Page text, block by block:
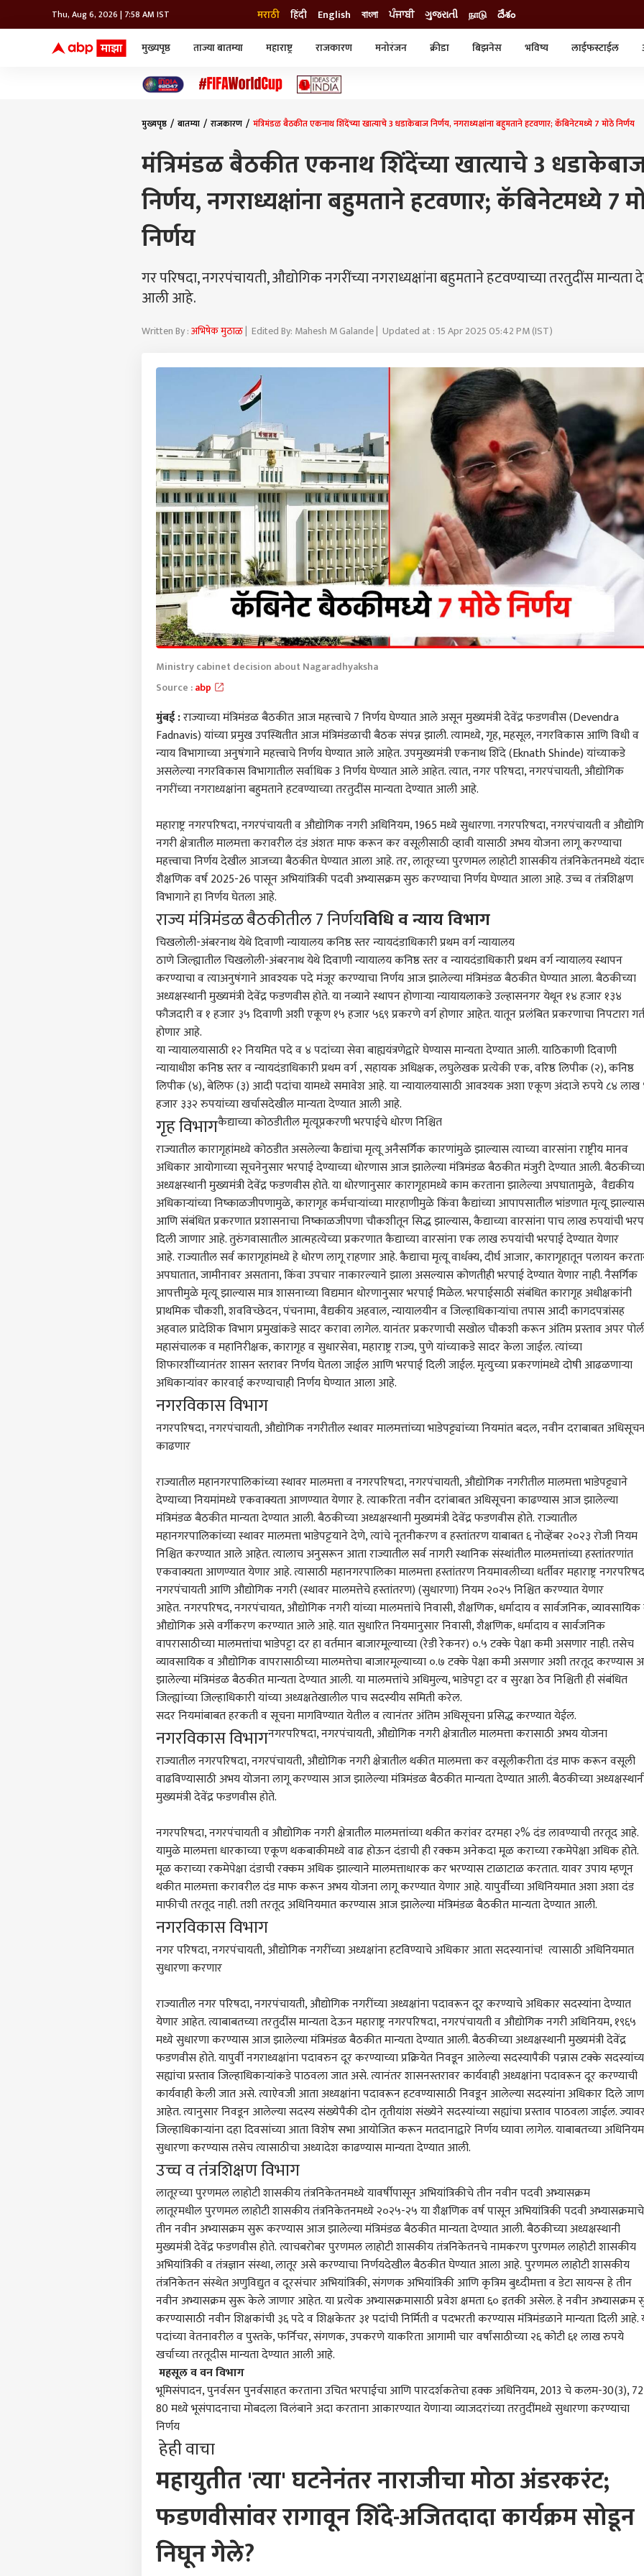
Thu, Aug 6, 2026 | 7:58 AM IST मराठी हिंदी English বাংলা ਪੰਜਾਬੀ ગુજરાતી நாடு దేశం
मुख्यपृष्ठ ताज्या बातम्या महाराष्ट्र राजकारण मनोरंजन क्रीडा बिझनेस भविष्य लाईफस्टाईल
मुख्यपृष्ठ बातम्या राजकारण मंत्रिमंडळ बैठकीत एकनाथ शिंदेंच्या खात्याचे 3 धडाकेबाज निर्णय, नगराध्यक्षांना बहुमताने हटवणार; कॅबिनेटमध्ये 7 मोठे निर्णय
मंत्रिमंडळ बैठकीत एकनाथ शिंदेंच्या खात्याचे 3
निर्णय, नगराध्यक्षांना बहुमताने हटवणार; कॅबिनेटमध्ये 7
निर्णय
गर परिषदा, नगरपंचायती, औद्योगिक नगरींच्या नगराध्यक्षांना बहुमताने हटवण्याच्या तरतुदींस मान्यता
आली आहे.
Written By :अभिषेक मुठाळ| Edited By: Mahesh M Galande | Updated at : 15 Apr 2025 05:42 PM (IST)
Ministry cabinet decision about Nagaradhyaksha
Source :abp
मुंबई:राज्याच्या मंत्रिमंडळ बैठकीत आज महत्त्वाचे 7 निर्णय घेण्यात आले असून मुख्यमंत्रीदेवेंद्र फडणवीस (Devendra
Fadnavis)यांच्या प्रमुख उपस्थितीत आज मंत्रिमंडळाची बैठक संपन्न झाली. त्यामध्ये, गृह, महसूल, नगरविकास आणि विधी व
न्याय विभागाच्या अनुषंगाने महत्त्वाचे निर्णय घेण्यात आले आहेत. उपमुख्यमंत्रीएकनाथ शिंदे (Eknath Shinde)यांच्याकडे
असलेल्या नगरविकास विभागातील सर्वाधिक 3 निर्णय घेण्यात आले आहेत. त्यात, नगर परिषदा, नगरपंचायती, औद्योगिक
नगरींच्या नगराध्यक्षांना बहुमताने हटवण्याच्या तरतुदींस मान्यता देण्यात आली आहे.
महाराष्ट्र नगरपरिषदा, नगरपंचायती व औद्योगिक नगरी अधिनियम, 1965 मध्ये सुधारणा. नगरपरिषदा, नगरपंचायती व
नगरी क्षेत्रातील मालमत्ता करावरील दंड अंशतः माफ करून कर वसूलीसाठी व्हावी यासाठी अभय योजना लागू करण्याचा
महत्त्वाचा निर्णय देखील आजच्या बैठकीत घेण्यात आला आहे. तर,लातूरच्या पुरणमल लाहोटी शासकीय तंत्रनिकेतनमध्ये
शैक्षणिक वर्ष 2025-26 पासून अभियांत्रिकी पदवी अभ्यासक्रम सुरु करण्याचा निर्णय घेण्यात आला आहे. उच्च व तंत्रशिक्षण
विभागाने हा निर्णय घेतला आहे.
राज्य मंत्रिमंडळ बैठकीतील 7 निर्णयविधि व न्याय विभाग
चिखलोली-अंबरनाथ येथे दिवाणी न्यायालय कनिष्ठ स्तर न्यायदंडाधिकारी प्रथम वर्ग न्यायालय
ठाणेजिल्ह्यातील चिखलोली-अंबरनाथ येथे दिवाणी न्यायालय कनिष्ठ स्तर व न्यायदंडाधिकारी प्रथम वर्ग न्यायालय स्थापन
करण्याचा व त्याअनुषंगाने आवश्यक पदे मंजूर करण्याचा निर्णय आज झालेल्या मंत्रिमंडळ बैठकीत घेण्यात आला. बैठकीच्या
अध्यक्षस्थानी मुख्यमंत्री देवेंद्र फडणवीस होते. या नव्याने स्थापन होणाऱ्या न्यायायलाकडे उल्हासनगर येथून १४ हजार १३४
फौजदारी व १ हजार ३५ दिवाणी अशी एकूण १५ हजार ५६९ प्रकरणे वर्ग होणार आहेत. यातून प्रलंबित प्रकरणाचा निपटारा
होणार आहे.
या न्यायालयासाठी १२ नियमित पदे व ४ पदांच्या सेवा बाह्ययंत्रणेद्वारे घेण्यास मान्यता देण्यात आली. याठिकाणी दिवाणी
न्यायाधीश कनिष्ठ स्तर व न्यायदंडाधिकारी प्रथम वर्ग , सहायक अधिक्षक, लघुलेखक प्रत्येकी एक, वरिष्ठ लिपीक (२), कनिष्ठ
लिपीक (४), बेलिफ (३) आदी पदांचा यामध्ये समावेश आहे. या न्यायालयासाठी आवश्यक अशा एकूण अंदाजे रुपये ८४ लाख
हजार ३३२ रुपयांच्या खर्चासदेखील मान्यता देण्यात आली आहे.
गृह विभागकैद्याच्या कोठडीतील मृत्यूप्रकरणी भरपाईचे धोरण निश्चित
राज्यातील कारागृहांमध्ये कोठडीत असलेल्या कैद्यांचा मृत्यू अनैसर्गिक कारणांमुळे झाल्यास त्याच्या वारसांना राष्ट्रीय मानव
अधिकार आयोगाच्या सूचनेनुसार भरपाई देण्याच्या धोरणास आज झालेल्या मंत्रिमंडळ बैठकीत मंजुरी देण्यात आली. बैठकीच्या
अध्यक्षस्थानी मुख्यमंत्री देवेंद्र फडणवीस होते. या धोरणानुसार कारागृहामध्ये काम करताना झालेल्या अपघातामुळे, वैद्यकीय
अधिकाऱ्यांच्या निष्काळजीपणामुळे, कारागृह कर्मचाऱ्यांच्या मारहाणीमुळे किंवा कैद्यांच्या आपापसातील भांडणात मृत्यू झाल्यास
आणि संबंधित प्रकरणात प्रशासनाचा निष्काळजीपणा चौकशीतून सिद्ध झाल्यास, कैद्याच्या वारसांना पाच लाख रुपयांची
दिली जाणार आहे. तुरुंगवासातील आत्महत्येच्या प्रकरणात कैद्याच्या वारसांना एक लाख रुपयांची भरपाई देण्यात येणार
आहे. राज्यातील सर्व कारागृहांमध्ये हे धोरण लागू राहणार आहे. कैद्याचा मृत्यू वार्धक्य, दीर्घ आजार, कारागृहातून पलायन
अपघातात, जामीनावर असताना, किंवा उपचार नाकारल्याने झाला असल्यास कोणतीही भरपाई देण्यात येणार नाही. नैसर्गिक
आपत्तीमुळे मृत्यू झाल्यास मात्र शासनाच्या विद्यमान धोरणानुसार भरपाई मिळेल. भरपाईसाठी संबंधित कारागृह अधीक्षकांनी
प्राथमिक चौकशी, शवविच्छेदन, पंचनामा, वैद्यकीय अहवाल, न्यायालयीन व जिल्हाधिकाऱ्यांचा तपास आदी कागदपत्रांसह
अहवाल प्रादेशिक विभाग प्रमुखांकडे सादर करावा लागेल. यानंतर प्रकरणाची सखोल चौकशी करून अंतिम प्रस्ताव अपर
महासंचालक व महानिरीक्षक, कारागृह व सुधारसेवा, महाराष्ट्र राज्य,पुणेयांच्याकडे सादर केला जाईल. त्यांच्या
शिफारशींच्यानंतर शासन स्तरावर निर्णय घेतला जाईल आणि भरपाई दिली जाईल. मृत्युच्या प्रकरणांमध्ये दोषी आढळणाऱ्या
अधिकाऱ्यांवर कारवाई करण्याचाही निर्णय घेण्यात आला आहे.
नगरविकास विभाग
नगरपरिषदा, नगरपंचायती, औद्योगिक नगरीतील स्थावर मालमत्तांच्या भाडेपट्ट्यांच्या नियमांत बदल, नवीन दराबाबत
काढणार
राज्यातील महानगरपालिकांच्या स्थावर मालमत्ता व नगरपरिषदा, नगरपंचायती, औद्योगिक नगरीतील मालमत्ता भाडेपट्ट्याने
देण्याच्या नियमांमध्ये एकवाक्यता आणण्यात येणार हे. त्याकरिता नवीन दरांबाबत अधिसूचना काढण्यास आज झालेल्या
मंत्रिमंडळ बैठकीत मान्यता देण्यात आली. बैठकीच्या अध्यक्षस्थानी मुख्यमंत्री देवेंद्र फडणवीस होते. राज्यातील
महानगरपालिकांच्या स्थावर मालमत्ता भाडेपट्टयाने देणे, त्यांचे नूतनीकरण व हस्तांतरण याबाबत ६ नोव्हेंबर २०२३ रोजी नियम
निश्चित करण्यात आले आहेत. त्यालाच अनुसरून आता राज्यातील सर्व नागरी स्थानिक संस्थांतील मालमत्तांच्या हस्तांतरणांत
एकवाक्यता आणण्यात येणार आहे. त्यासाठी महानगरपालिका मालमत्ता हस्तांतरण नियमावलीच्या धर्तीवर महाराष्ट्र
नगरपंचायती आणि औद्योगिक नगरी (स्थावर मालमत्तेचे हस्तांतरण) (सुधारणा) नियम २०२५ निश्चित करण्यात येणार
आहेत. नगरपरिषद, नगरपंचायत, औद्योगिक नगरी यांच्या मालमत्तांचे निवासी, शैक्षणिक, धर्मादाय व सार्वजनिक,
औद्योगिक असे वर्गीकरण करण्यात आले आहे. यात सुधारित नियमानुसार निवासी, शैक्षणिक, धर्मादाय व सार्वजनिक
वापरासाठीच्या मालमत्तांचा भाडेपट्टा दर हा वर्तमान बाजारमूल्याच्या (रेडी रेकनर) ०.५ टक्के पेक्षा कमी असणार नाही. तसेच
व्यावसायिक व औद्योगिक वापरासाठीच्या मालमत्तेचा बाजारमूल्याच्या ०.७ टक्के पेक्षा कमी असणार अशी तरतूद
झालेल्या मंत्रिमंडळ बैठकीत मान्यता देण्यात आली. या मालमत्तांचे अधिमुल्य, भाडेपट्टा दर व सुरक्षा ठेव निश्चिती ही संबंधित
जिल्ह्यांच्या जिल्हाधिकारी यांच्या अध्यक्षतेखालील पाच सदस्यीय समिती करेल.
सदर नियमांबाबत हरकती व सूचना मागविण्यात येतील व त्यानंतर अंतिम अधिसूचना प्रसिद्ध करण्यात येईल.
नगरविकास विभागनगरपरिषदा, नगरपंचायती, औद्योगिक नगरी क्षेत्रातील मालमत्ता करासाठी अभय योजना
राज्यातील नगरपरिषदा, नगरपंचायती, औद्योगिक नगरी क्षेत्रातील थकीत मालमत्ता कर वसूलीकरीता दंड माफ करून वसूली
वाढविण्यासाठी अभय योजना लागू करण्यास आज झालेल्या मंत्रिमंडळ बैठकीत मान्यता देण्यात आली. बैठकीच्या
मुख्यमंत्री देवेंद्र फडणवीस होते.
नगरपरिषदा, नगरपंचायती व औद्योगिक नगरी क्षेत्रातील मालमत्तांच्या थकीत करांवर दरमहा २% दंड लावण्याची तरतूद आहे.
यामुळे मालमत्ता धारकाच्या एकूण थकबाकीमध्ये वाढ होऊन दंडाची ही रक्कम अनेकदा मूळ कराच्या रकमेपेक्षा अधिक होते.
मूळ कराच्या रकमेपेक्षा दंडाची रक्कम अधिक झाल्याने मालमत्ताधारक कर भरण्यास टाळाटाळ करतात. यावर उपाय म्हणून
थकीत मालमत्ता करावरील दंड माफ करून अभय योजना लागू करण्यात येणार आहे. यापुर्वीच्या अधिनियमात अशा अशा दंड
माफीची तरतूद नाही. तशी तरतूद अधिनियमात करण्यास आज झालेल्या मंत्रिमंडळ बैठकीत मान्यता देण्यात आली.
नगरविकास विभाग
नगर परिषदा, नगरपंचायती, औद्योगिक नगरींच्या अध्यक्षांना हटविण्याचे अधिकार आता सदस्यानांच! त्यासाठी अधिनियमात
सुधारणा करणार
राज्यातील नगर परिषदा, नगरपंचायती, औद्योगिक नगरींच्या अध्यक्षांना पदावरून दूर करण्याचे अधिकार सदस्यांना देण्यात
येणार आहेत. त्याबाबतच्या तरतुदींस मान्यता देऊनमहाराष्ट्रनगरपरिषदा, नगरपंचायती व औद्योगिक नगरी अधिनियम, १९६५
मध्ये सुधारणा करण्यास आज झालेल्या मंत्रिमंडळ बैठकीत मान्यता देण्यात आली. बैठकीच्या अध्यक्षस्थानी मुख्यमंत्री देवेंद्र
फडणवीस होते. यापुर्वी नगराध्यक्षांना पदावरुन दूर करण्याच्या प्रक्रियेत निवडून आलेल्या सदस्यापैकी पन्नास टक्के
सह्यांचा प्रस्ताव जिल्हाधिकाऱ्यांकडे पाठवला जात असे. त्यानंतर शासनस्तरावर कार्यवाही अध्यक्षांना पदावरून दूर करण्याची
कार्यवाही केली जात असे. त्याऐवजी आता अध्यक्षांना पदावरून हटवण्यासाठी निवडून आलेल्या सदस्यांना अधिकार दिले
आहेत. त्यानुसार निवडून आलेल्या सदस्य संख्येपैकी दोन तृतीयांश संख्येने सदस्यांच्या सह्यांचा प्रस्ताव पाठवला जाईल.
जिल्हाधिकाऱ्यांना दहा दिवसांच्या आता विशेष सभा आयोजित करून मतदानाद्वारे निर्णय घ्यावा लागेल. याबाबतच्या
सुधारणा करण्यास तसेच त्यासाठीचा अध्यादेश काढण्यास मान्यता देण्यात आली.
उच्च व तंत्रशिक्षण विभाग
लातूरच्या पुरणमल लाहोटी शासकीय तंत्रनिकेतनमध्ये यावर्षीपासून अभियांत्रिकीचे तीन नवीन पदवी अभ्यासक्रम
लातूरमधील पुरणमल लाहोटी शासकीय तंत्रनिकेतनमध्ये २०२५-२५ या शैक्षणिक वर्ष पासून अभियांत्रिकी पदवी अभ्यासक्रमाचे
तीन नवीन अभ्यासक्रम सुरू करण्यास आज झालेल्या मंत्रिमंडळ बैठकीत मान्यता देण्यात आली. बैठकीच्या अध्यक्षस्थानी
मुख्यमंत्रीदेवेंद्र फडणवीसहोते. त्याचबरोबर पुरणमल लाहोटी शासकीय तंत्रनिकेतनचे नामकरण पुरणमल लाहोटी शासकीय
अभियांत्रिकी व तंत्रज्ञान संस्था, लातूर असे करण्याचा निर्णयदेखील बैठकीत घेण्यात आला आहे. पुरणमल लाहोटी शासकीय
तंत्रनिकेतन संस्थेत अणुविद्युत व दूरसंचार अभियांत्रिकी, संगणक अभियांत्रिकी आणि कृत्रिम बुध्दीमत्ता व डेटा सायन्स हे तीन
नवीन अभ्यासक्रम सुरू केले जाणार आहेत. या प्रत्येक अभ्यासक्रमासाठी प्रवेश क्षमता ६० इतकी असेल. हे नवीन अभ्यासक्रम
करण्यासाठी नवीन शिक्षकांची ३६ पदे व शिक्षकेतर ३१ पदांची निर्मिती व पदभरती करण्यास मंत्रिमंडळाने मान्यता दिली आहे.
पदांच्या वेतनावरील व पुस्तके, फर्निचर, संगणक, उपकरणे याकरिता आगामी चार वर्षांसाठीच्या २६ कोटी ६१ लाख रुपये
खर्चाच्या तरतूदीस मान्यता देण्यात आली आहे.
महसूल व वन विभाग
भूमिसंपादन, पुनर्वसन पुनर्वसाहत करताना उचित भरपाईचा आणि पारदर्शकतेचा हक्क अधिनियम, 2013 चे कलम-30(3),
80 मध्ये भूसंपादनाचा मोबदला विलंबाने अदा करताना आकारण्यात येणार्‍या व्याजदरांच्या तरतुदींमध्ये सुधारणा करण्याचा
निर्णय
हेही वाचा
महायुतीत 'त्या' घटनेनंतर नाराजीचा मोठा अंडरकरंट;
फडणवीसांवर रागावून शिंदे-अजितदादा कार्यक्रम सोडून
निघून गेले?
हॅलो गेस्ट
आमच्यासोबत जाहिरात करा
प्रायव्हसी पॉलिसी
संपर्क साधा
करिअर
फीडबॅक
आमच्याबद्दल
LOGIN
टॉप आर्टिकल टॉप रील्स
राजकारण
काँग्रेसकडून गुंगी गुडिया म्हणत
टीका, पृथ्वीराज चव्हाणांची
पहिली प्रतिक्रिया; म्हणाले,
अर्थातच सुनेत्रा पवारांकडून
कृतीतून उत्तर मिळेल
राजकारण
ABP माझा टॉप 10 हेडलाईन्स
| 04 ऑगस्ट 2026 |
मंगळवार
अहिल्यानगर
अहिल्यानगरच्या शेवगावमध्ये
बिबट्याची दहशत; नर-
मादीसह पिल्लांचा वावर,
शेतात जायचं कसं? ग्रामस्थ
काळजीत
इशारा
मुंबई
लोकलमध्ये हरवलेली बॅग
परत; पोलिसांची कामगिरी,
तीन वर्षांनी तपास, प्रवाशाला
मिळालं 271 ग्रॅम सोनं
BLOG
BLOG : खड्डेमुक्त रस्त्यांची
उद्दिष्टपूर्ती होत नाही तोपर्यंत
वाहनांवरील दंडात्मक कारवाई
ला स्थगिती द्या !
राजकारण
तानाजी सावंत अन् मोटेंचे
समर्थक भिडले; धाराशिवमध्ये
महायुतीत राडा, शिवसेना-
राष्ट्रवादी भिडले, 10 गाड्या
ठाणे